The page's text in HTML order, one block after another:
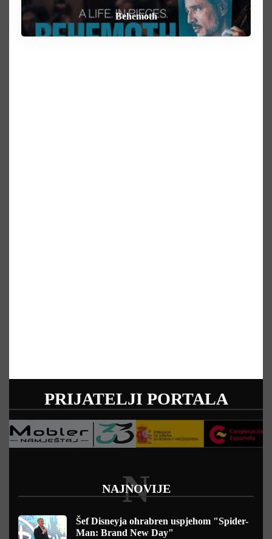
Heart of the Beast
Behemoth
How To Rob A Bank
By Any Means
PRIJATELJI PORTALA
NAJNOVIJE
N
Šef Disneyja ohrabren uspjehom "Spider-
Man: Brand New Day"